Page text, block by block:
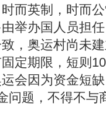
而英制，时而
举办国人员担
，奥运村尚未
定期限，短则
会因为资金短
问题，不得不与